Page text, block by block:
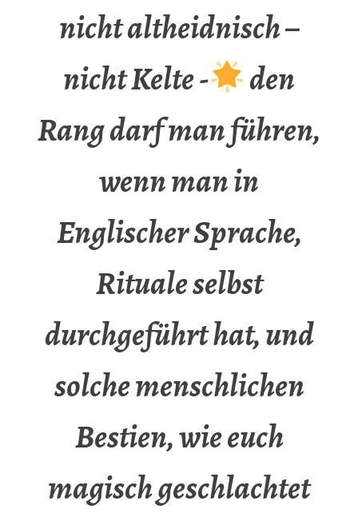
nicht altheidnisch –
nicht Kelte -
den
Rang darf man führen,
wenn man in
Englischer Sprache,
Rituale selbst
durchgeführt hat, und
solche menschlichen
Bestien, wie euch
magisch geschlachtet